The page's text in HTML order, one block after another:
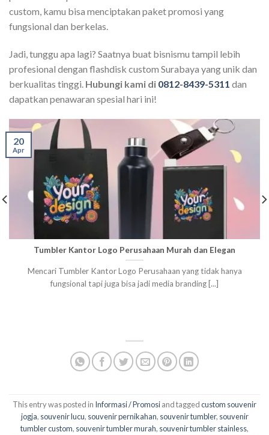
custom, kamu bisa menciptakan paket promosi yang
fungsional dan berkelas.
Jadi, tunggu apa lagi? Saatnya buat bisnismu tampil lebih
profesional dengan flashdisk custom Surabaya yang unik dan
berkualitas tinggi. Hubungi kami di 0812-8439-5311 dan
dapatkan penawaran spesial hari ini!
Tumbler Kantor Logo Perusahaan Murah dan Elegan
Mencari Tumbler Kantor Logo Perusahaan yang tidak hanya
fungsional tapi juga bisa jadi media branding [...]
20
Apr
This entry was posted in Informasi / Promosiand taggedcustom souvenir
jogja, souvenir lucu, souvenir pernikahan, souvenir tumbler, souvenir
tumbler custom, souvenir tumbler murah, souvenir tumbler stainless,